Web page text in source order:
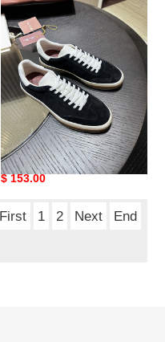
piana
sneaker
loro piana sneaker
Original
$ 153.00
First 1 2 Next End